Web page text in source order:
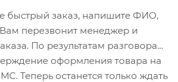
быстрый заказ, напишите ФИО,
перезвонит менеджер и
По результатам разговора
оформления товара на
Теперь останется только ждать